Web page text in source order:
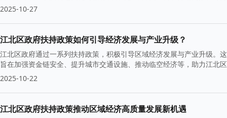
2025-10-27
江北区政府扶持政策如何引导经济发展与产业升级？
江北区政府通过一系列扶持政策，积极引导区域经济发展与产业升级。
旨在加强资金链安全、提升城市交通设施、推动临空经济等，助力江北
2025-10-22
江北区政府扶持政策推动区域经济高质量发展新机遇